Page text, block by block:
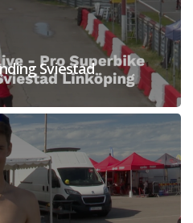
Sviestad